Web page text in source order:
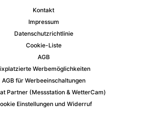
Kontakt
Impressum
Datenschutzrichtlinie
Cookie-Liste
AGB
Werbemöglichkeiten
AGB für Werbeeinschaltungen
Partner (Messstation & WetterCam)
Einstellungen und Widerruf